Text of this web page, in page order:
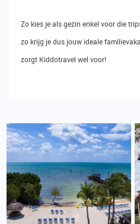
Zo kies je als gezin enkel voor die
zo krijg je dus jouw ideale
zorgt Kiddotravel wel voor!